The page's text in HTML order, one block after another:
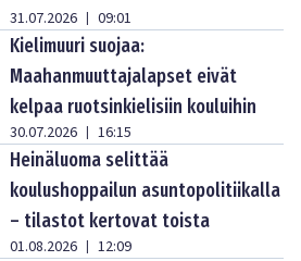
31.07.2026 | 09:01
Kielimuuri suojaa:
Maahanmuuttajalapset eivät
kelpaa ruotsinkielisiin kouluihin
30.07.2026 | 16:15
Heinäluoma selittää
koulushoppailun asuntopolitiikalla
– tilastot kertovat toista
01.08.2026 | 12:09